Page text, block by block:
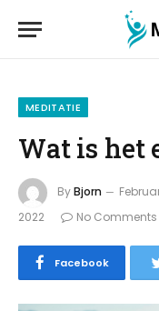
MEDITATIE
Wat is het
ByBjorn
2022
No Comments
Facebook